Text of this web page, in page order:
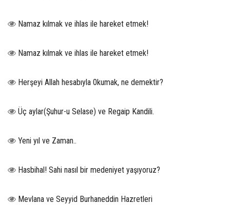
Namaz kılmak ve ihlas ile hareket etmek!
Namaz kılmak ve ihlas ile hareket etmek!
Herşeyi Allah hesabıyla 0kumak, ne demektir?
Üç aylar(Şuhur-u Selase) ve Regaip Kandili.
Yeni yıl ve Zaman..
Hasbihal! Sahi nasıl bir medeniyet yaşıyoruz?
Mevlana ve Seyyid Burhaneddin Hazretleri